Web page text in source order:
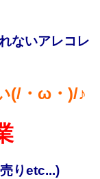
ないアレコレ
(/・ω・)/♪
りetc...)